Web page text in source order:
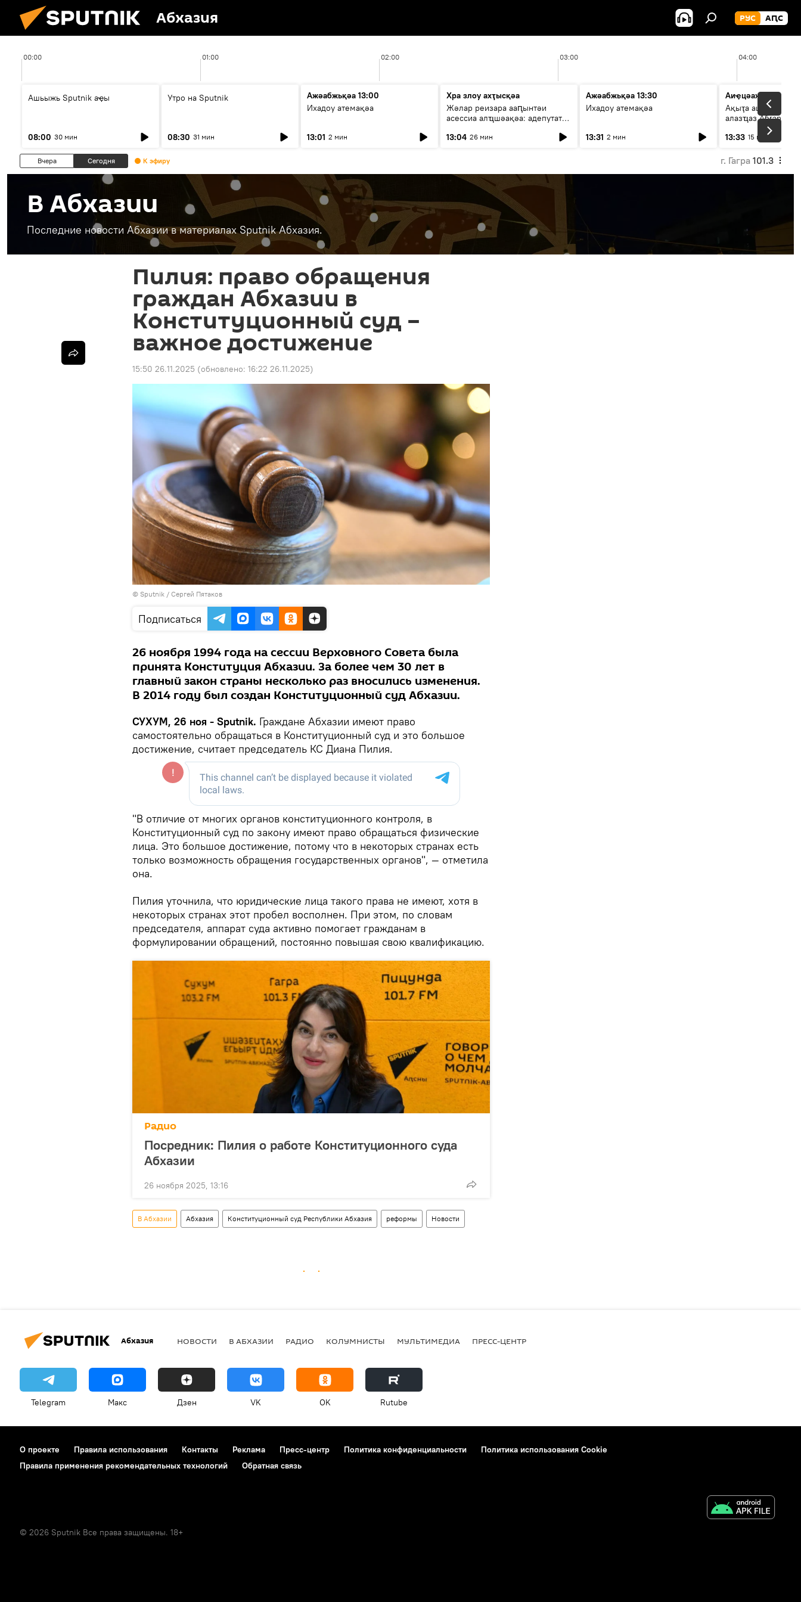
Абхазия РУС АԤС
00:00 01:00 02:00 03:00 04:00
Ашьыжь Sputnik аҿы
08:00 30 мин
Утро на Sputnik
08:30 31 мин
Ажәабжьқәа 13:00
Ихадоу атемақәа
13:01 2 мин
Хра злоу ахҭысқәа
Жәлар реизара ааԥынтәи
асессиа алҵшәақәа: адепутат
13:04 26 мин
Ажәабжьқәа 13:30
Ихадоу атемақәа
13:31 2 мин
Аиҿцәажәара
Ақыҭа ацхрааразы
алазҵаз
адепутат
13:33 15 мин
Вчера Сегодня К эфиру г. Гагра 101.3
В Абхазии
Последние новости Абхазии в материалах Sputnik Абхазия.
Пилия: право обращения
граждан Абхазии в
Конституционный суд –
важное достижение
15:50 26.11.2025 (обновлено: 16:22 26.11.2025)
© Sputnik / Сергей Пятаков
Подписаться
26 ноября 1994 года на сессии Верховного Совета была
принята Конституция Абхазии. За более чем 30 лет в
главный закон страны несколько раз вносились изменения.
В 2014 году был создан Конституционный суд Абхазии.
СУХУМ, 26 ноя - Sputnik. Граждане Абхазии имеют право
самостоятельно обращаться в Конституционный суд и это большое
достижение, считает председатель КС Диана Пилия.
"В отличие от многих органов конституционного контроля, в
Конституционный суд по закону имеют право обращаться физические
лица. Это большое достижение, потому что в некоторых странах есть
только возможность обращения государственных органов", — отметила
она.
Пилия уточнила, что юридические лица такого права не имеют, хотя в
некоторых странах этот пробел восполнен. При этом, по словам
председателя, аппарат суда активно помогает гражданам в
формулировании обращений, постоянно повышая свою квалификацию.
Радио
Посредник: Пилия о работе Конституционного суда
Абхазии
26 ноября 2025, 13:16
В Абхазии Абхазия Конституционный суд Республики Абхазия реформы Новости
Абхазия НОВОСТИ В АБХАЗИИ РАДИО КОЛУМНИСТЫ МУЛЬТИМЕДИА ПРЕСС-ЦЕНТР
Telegram Макс Дзен VK OK Rutube
О проекте Правила использования Контакты Реклама Пресс-центр Политика конфиденциальности
Политика использования Cookie
Правила применения рекомендательных технологий
Обратная связь
© 2026 Sputnik Все права защищены. 18+